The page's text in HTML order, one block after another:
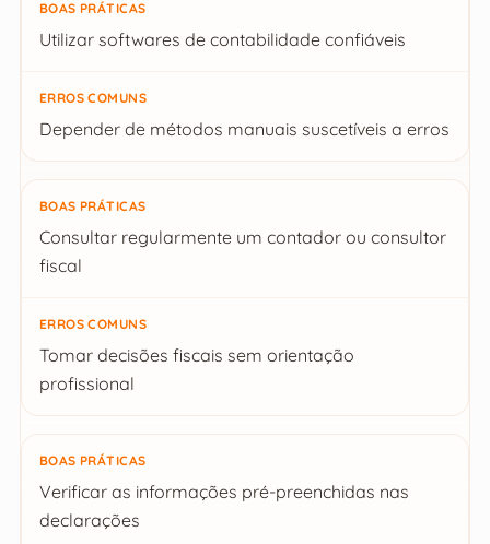
Utilizar softwares de contabilidade confiáveis
Depender de métodos manuais suscetíveis a erros
Consultar regularmente um contador ou consultor
fiscal
Tomar decisões fiscais sem orientação
profissional
Verificar as informações pré-preenchidas nas
declarações